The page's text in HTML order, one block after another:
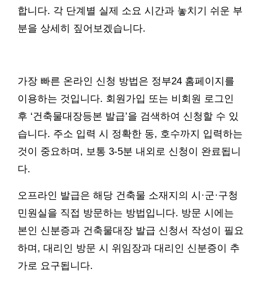
합니다. 각 단계별 실제 소요 시간과 놓치기 쉬운 부
분을 상세히 짚어보겠습니다.
가장 빠른 온라인 신청 방법은 정부24 홈페이지를
이용하는 것입니다. 회원가입 또는 비회원 로그인
후 ‘건축물대장등본 발급’을 검색하여 신청할 수 있
습니다. 주소 입력 시 정확한 동, 호수까지 입력하는
것이 중요하며, 보통 3-5분 내외로 신청이 완료됩니
다.
오프라인 발급은 해당 건축물 소재지의 시·군·구청
민원실을 직접 방문하는 방법입니다. 방문 시에는
본인 신분증과 건축물대장 발급 신청서 작성이 필요
하며, 대리인 방문 시 위임장과 대리인 신분증이 추
가로 요구됩니다.